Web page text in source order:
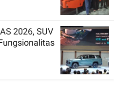
2026, SUV